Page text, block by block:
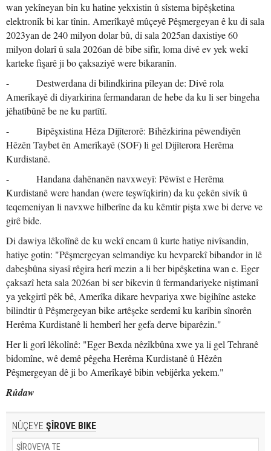
wan yekîneyan bin ku hatine yekxistin û sîstema bipêşketina
elektronîk bi kar tînin. Amerîkayê mûçeyê Pêşmergeyan ê ku di sala
2023yan de 240 milyon dolar bû, di sala 2025an daxistiye 60
milyon dolarî û sala 2026an dê bibe sifir, loma divê ev yek wekî
karteke fişarê ji bo çaksaziyê were bikaranîn.
- Destwerdana di bilindkirina pîleyan de: Divê rola
Amerîkayê di diyarkirina fermandaran de hebe da ku li ser bingeha
jêhatîbûnê be ne ku partîtî.
- Bipêşxistina Hêza Dijîterorê: Bihêzkirina pêwendiyên
Hêzên Taybet ên Amerîkayê (SOF) li gel Dijîterora Herêma
Kurdistanê.
- Handana dahênanên navxweyî: Pêwîst e Herêma
Kurdistanê were handan (were teşwîqkirin) da ku çekên sivik û
teqemeniyan li navxwe hilberîne da ku kêmtir pişta xwe bi derve ve
girê bide.
Di dawiya lêkolînê de ku wekî encam û kurte hatiye nivîsandin,
hatiye gotin: "Pêşmergeyan selmandiye ku hevparekî bibandor in lê
dabeşbûna siyasî rêgira herî mezin a li ber bipêşketina wan e. Eger
çaksazî heta sala 2026an bi ser bikevin û fermandariyeke niştimanî
ya yekgirtî pêk bê, Amerîka dikare hevpariya xwe bigihîne asteke
bilindtir û Pêşmergeyan bike artêşeke serdemî ku karibin sînorên
Herêma Kurdistanê li hemberî her gefa derve biparêzin."
Her li gorî lêkolînê: "Eger Bexda nêzîkbûna xwe ya li gel Tehranê
bidomîne, wê demê pêgeha Herêma Kurdistanê û Hêzên
Pêşmergeyan dê ji bo Amerîkayê bibin vebijêrka yekem."
Rûdaw
NÛÇEYE ŞÎROVE BIKE